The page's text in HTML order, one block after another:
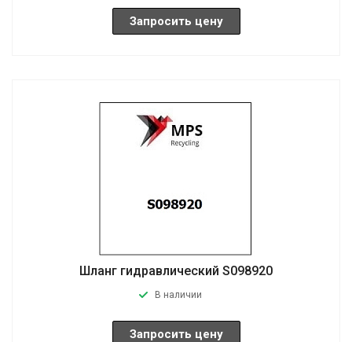
Запросить цену
Шланг гидравлический S098920
В наличии
Запросить цену